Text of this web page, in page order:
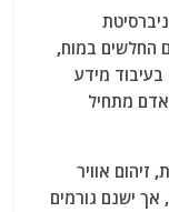
החלשים במוח,
מידע
מתחיל
אוויר
אך ישנם גורמים